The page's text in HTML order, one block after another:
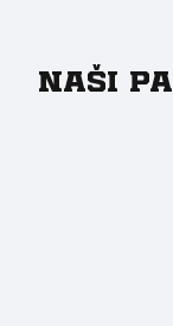
Naši